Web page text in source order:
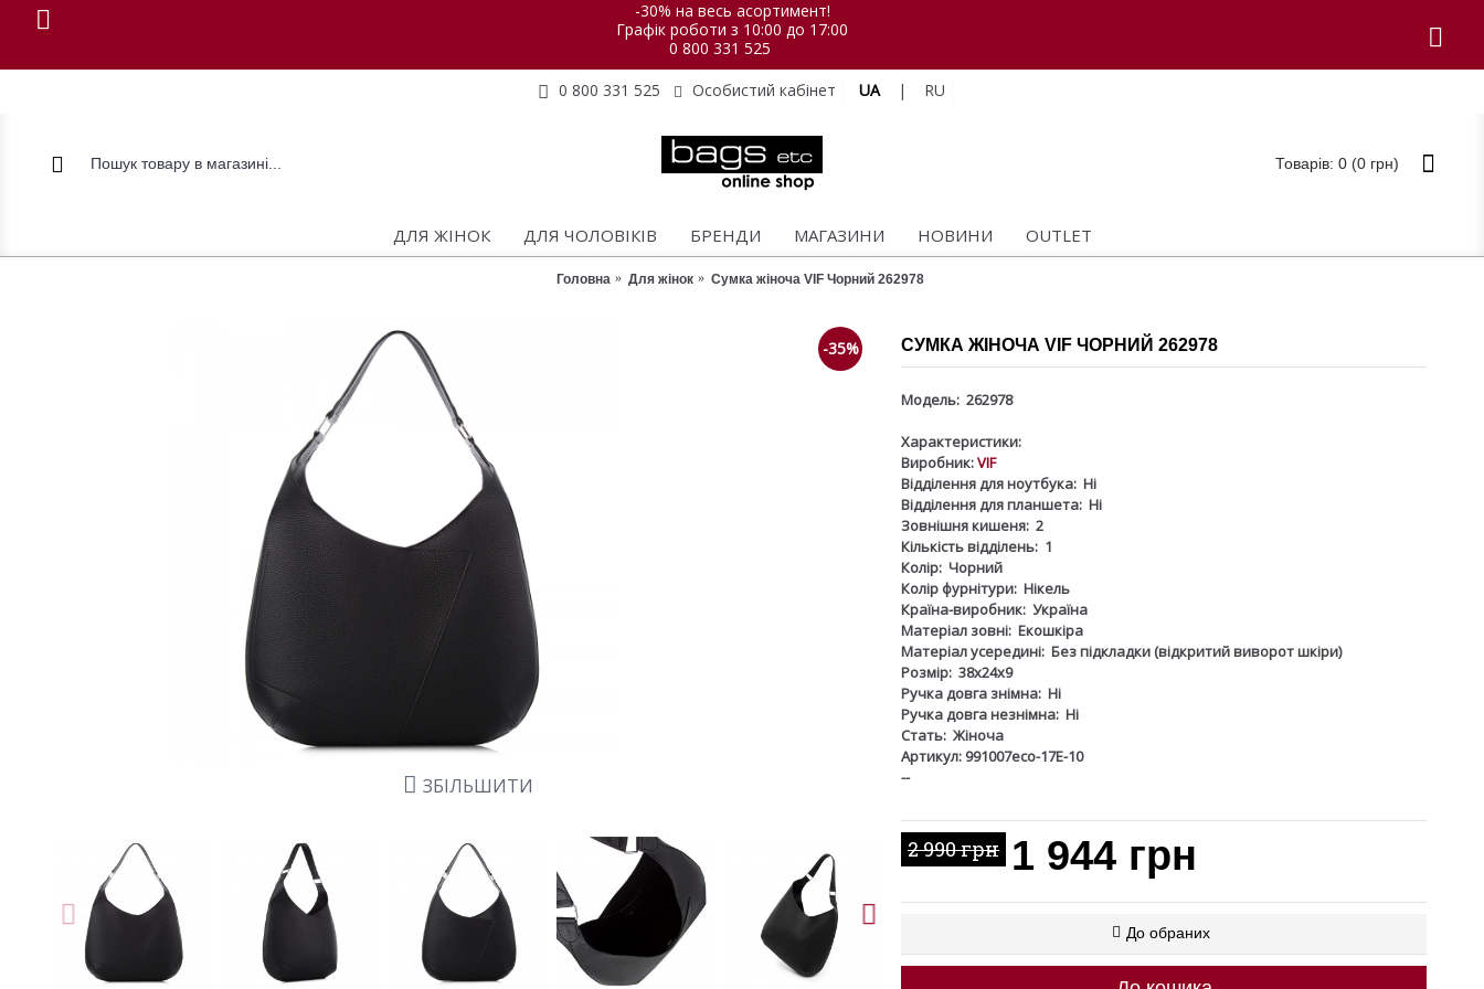
-30% на весь асортимент!
Графік роботи з 10:00 до 17:00
0 800 331 525
0 800 331 525
Особистий кабінет UA | RU
Товарів: 0 (0 грн)
ДЛЯ ЖІНОК ДЛЯ ЧОЛОВІКІВ БРЕНДИ МАГАЗИНИ НОВИНИ OUTLET
Головна Для жінок Сумка жіноча VIF Чорний 262978
-35%
ЗБІЛЬШИТИ
СУМКА ЖІНОЧА VIF ЧОРНИЙ 262978
Модель: 262978
Характеристики:
Виробник:VIF
Відділення для ноутбука: Ні
Відділення для планшета: Ні
Зовнішня кишеня: 2
Кількість відділень: 1
Колір: Чорний
Колір фурнітури: Нікель
Країна-виробник: Україна
Матеріал зовні: Екошкіра
Матеріал усередині: Без підкладки (відкритий виворот шкіри)
Розмір: 38х24х9
Ручка довга знімна: Ні
Ручка довга незнімна: Ні
Стать: Жіноча
Артикул: 991007eco-17Е-10
--
2 990 грн 1 944 грн
До обраних